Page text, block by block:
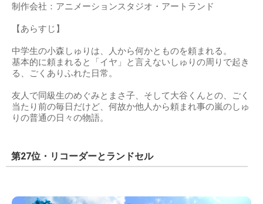
制作会社：アニメーションスタジオ・アートランド
【あらすじ】
中学生の小森しゅりは、人から何かとものを頼まれる。
基本的に頼まれると「イヤ」と言えないしゅりの周りで起き
る、ごくありふれた日常。
友人で同級生のめぐみとまさ子、そして大谷くんとの、ごく
当たり前の毎日だけど、何故か他人から頼まれ事の嵐のしゅ
りの普通の日々の物語。
第27位・リコーダーとランドセル